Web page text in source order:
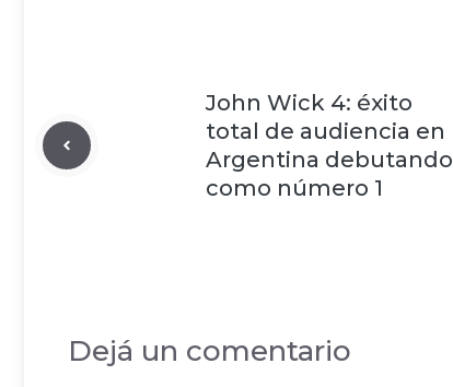
John Wick 4: éxito
total de audiencia en
Argentina debutando
como número 1
Dejá un comentario